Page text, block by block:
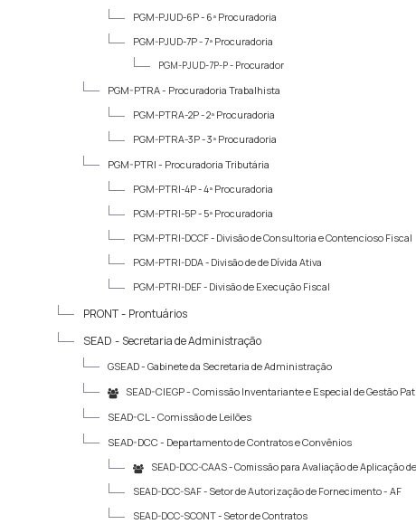
PGM-PJUD-6P - 6ª Procuradoria
PGM-PJUD-7P -7ª Procuradoria
PGM-PJUD-7P-P - Procurador
PGM-PTRA - Procuradoria Trabalhista
PGM-PTRA-2P -2ª Procuradoria
PGM-PTRA-3P -3ª Procuradoria
PGM-PTRI - Procuradoria Tributária
PGM-PTRI-4P -4ª Procuradoria
PGM-PTRI-5P - 5ª Procuradoria
PGM-PTRI-DCCF - Divisão de Consultoria e Contencioso Fiscal
PGM-PTRI-DDA - Divisão de de Dívida Ativa
PGM-PTRI-DEF - Divisão de Execução Fiscal
PRONT - Prontuários
SEAD -Secretaria de Administração
GSEAD - Gabinete da Secretaria de Administração
SEAD-CIEGP - Comissão Inventariante e Especial de Gestão
SEAD-CL - Comissão de Leilões
SEAD-DCC - Departamento de Contratos e Convênios
SEAD-DCC-CAAS -Comissão para Avaliação de Aplicação
SEAD-DCC-SAF - Setor de Autorização de Fornecimento - AF
SEAD-DCC-SCONT - Setor de Contratos